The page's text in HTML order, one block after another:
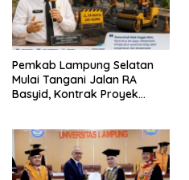
Pemkab Lampung Selatan
Mulai Tangani Jalan RA
Basyid, Kontrak Proyek